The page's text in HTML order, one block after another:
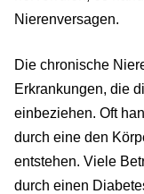
Nierenversagen.
Die chronische
Erkrankungen, die
einbeziehen. Oft
durch eine den
entstehen. Viele
durch einen